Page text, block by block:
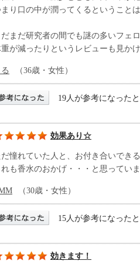
り口の中が潤ってくるということ
まだ研究者の間でも謎の多いフェロ
が減ったりというレビューも見か
（36歳・女性）
19人が参考になった
効果あり☆
憧れていた人と、お付き合いでき
も香水のおかげ・・・と思っていま
（30歳・女性）
15人が参考になった
効きます！